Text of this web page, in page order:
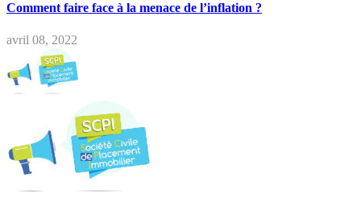
Comment faire face à la menace de l’inflation ?
avril 08, 2022